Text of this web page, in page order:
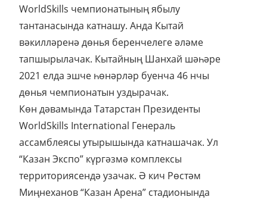
WorldSkills чемпионатының ябылу
тантанасында катнашу. Анда Кытай
вәкилләренә дөнья беренчелеге әләме
тапшырылачак. Кытайның Шанхай шәһәре
2021 елда эшче һөнәрләр буенча 46 нчы
дөнья чемпионатын уздырачак.
Көн дәвамында Татарстан Президенты
WorldSkills International Генераль
ассамблеясы утырышында катнашачак. Ул
“Казан Экспо” күргәзмә комплексы
территориясендә узачак. Ә кич Рөстәм
Миңнеханов “Казан Арена” стадионында